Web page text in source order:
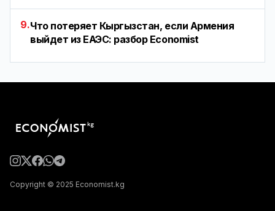
9.Что потеряет Кыргызстан, если Армения
выйдет из ЕАЭС: разбор Economist
Copyright © 2025 Economist.kg